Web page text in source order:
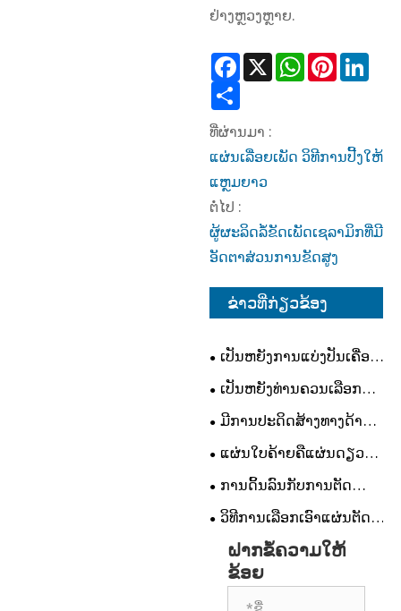
ຢ່າງຫຼວງຫຼາຍ.
Facebook
X WhatsAppPinterest
ທີ່ຜ່ານມາ :
ແຜ່ນເລື່ອຍເພັດ ວິທີການປີ້ງໃຫ້
ແຫຼມຍາວ
ຕໍ່ໄປ :
ຜູ້ຜະລິດລໍ້ຂັດເພັດເຊລາມິກທີ່ມີ
ອັດຕາສ່ວນການຂັດສູງ
ຂ່າວທີ່ກ່ຽວຂ້ອງ
ເປັນຫຍັງການແບ່ງປັນເຄື່ອງ
ປີ້ງສໍາລັບເຄື່ອງປັ້ນດິນເຜົາເພັດ
ທີ່ຈໍາເປັນສໍາລັບການກະກຽມ
ດ້ານໃນປະສິດທິພາບສູງ?
ເປັນຫຍັງທ່ານຄວນເລືອກ
ເພັດທີ່ມີຮູບຊົງທີ່ເຫັນໄວ້ສໍາລັບ
ມີການປະດິດສ້າງທາງດ້ານ
ເຕັກໂນໂລຢີໃຫມ່ໆໃນເພັດທີ່ມີ
ແຜ່ນໃບຄ້າຍຄືແຜ່ນດຽວ
ສາມາດຈັບໄດ້ທັງໂລຫະປະສົມ
ໄຍກາກບອນ?
ການດິ້ນລົນກັບການຕັດ
ຮູບປັ້ນ? ເລືອກແຜ່ນໃບຂວາ
ງ່າຍ!
ວິທີການເລືອກເອົາແຜ່ນຕັດ
granite ທີ່ເຫມາະສົມທີ່ສຸດ?
ຝາກຂໍ້ຄວາມໃຫ້
ຂ້ອຍ